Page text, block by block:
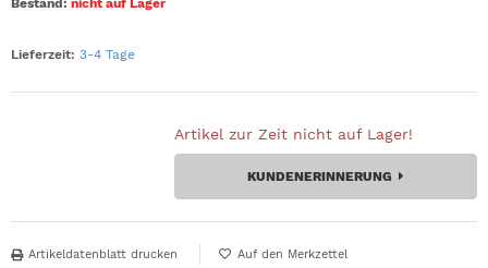
Bestand: nicht auf Lager
Lieferzeit: 3-4 Tage
Artikel zur Zeit nicht auf Lager!
KUNDENERINNERUNG
Artikeldatenblatt drucken